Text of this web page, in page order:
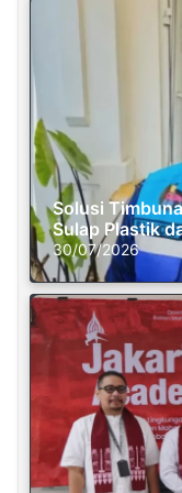
Solusi
Sulap Plastik
30/07/2026